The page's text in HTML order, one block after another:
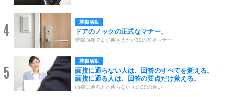
4 就職活動
ドアのノックの正式なマナー。
就職面接でまず押さえたい30の基本マナー
5
就職活動
面接に通らない人は、回答のすべてを覚える。
面接に通る人は、回答の要点だけ覚える。
面接に通る人と通らない人の30の違い